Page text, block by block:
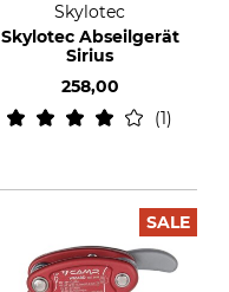
Skylotec
Skylotec Abseilgerät
Sirius
258,00
1
SALE